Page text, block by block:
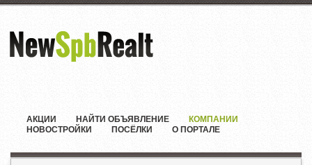
АКЦИИ НАЙТИ ОБЪЯВЛЕНИЕ
КОМПАНИИ
НОВОСТРОЙКИ
ПОСЁЛКИ О ПОРТАЛЕ